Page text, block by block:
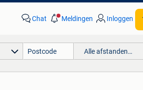
Chat Meldingen Inloggen
Alle afstanden…